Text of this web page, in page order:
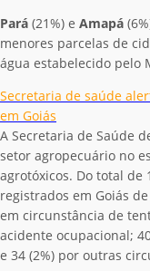
Pará (21%) e Amapá
menores parcelas de
água estabelecido pelo
Secretaria de saúde
em Goiás
A Secretaria de Saúde
setor agropecuário no
agrotóxicos. Do total de
registrados em Goiás
em circunstância de
acidente ocupacional;
e 34 (2%) por outras